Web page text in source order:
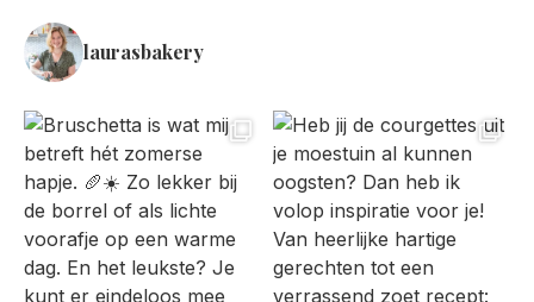
laurasbakery